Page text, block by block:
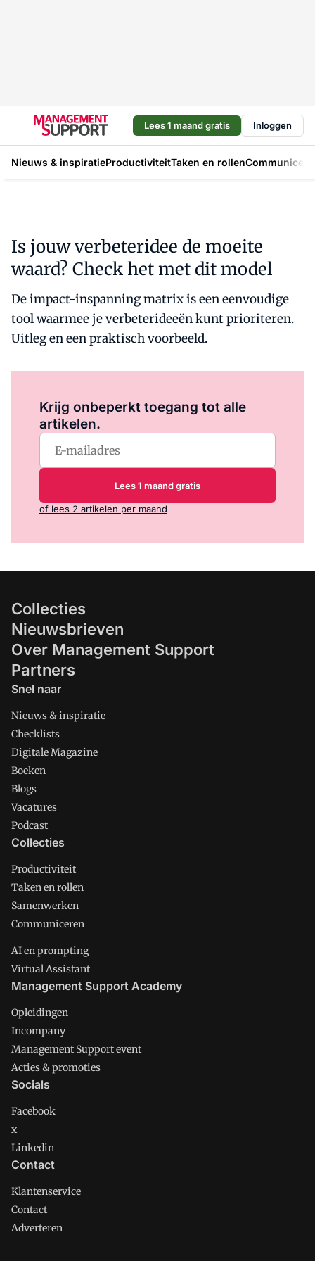
Lees 1 maand gratis Inloggen
Nieuws & inspiratieProductiviteitTaken en rollen
Is jouw verbeteridee de moeite
waard? Check het met dit model
De impact-inspanning matrix is een eenvoudige
tool waarmee je verbeterideeën kunt prioriteren.
Uitleg en een praktisch voorbeeld.
Krijg onbeperkt toegang tot alle
artikelen.
Lees 1 maand gratis
of lees 2 artikelen per maand
Collecties
Nieuwsbrieven
Over Management Support
Partners
Snel naar
Nieuws & inspiratie
Checklists
Digitale Magazine
Boeken
Blogs
Vacatures
Podcast
Collecties
Productiviteit
Taken en rollen
Samenwerken
Communiceren
AI en prompting
Virtual Assistant
Management Support Academy
Opleidingen
Incompany
Management Support event
Acties & promoties
Socials
Facebook
x
Linkedin
Contact
Klantenservice
Contact
Adverteren